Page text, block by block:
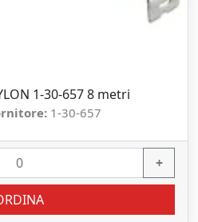
1-30-657 8 metri
1-30-657
+